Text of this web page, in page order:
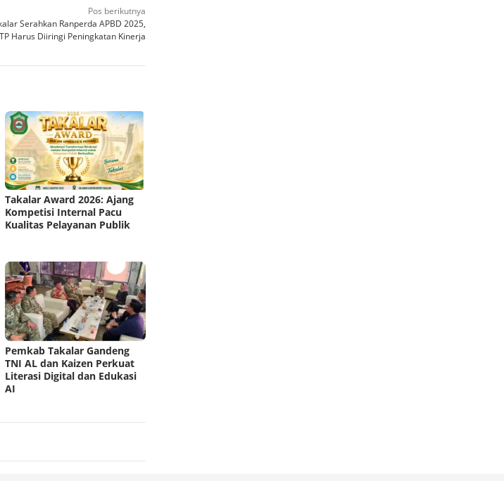
Pos berikutnya
Serahkan Ranperda APBD 2025,
Harus Diiringi Peningkatan Kinerja
Takalar Award 2026: Ajang
Kompetisi Internal Pacu
Kualitas Pelayanan Publik
Pemkab Takalar Gandeng
TNI AL dan Kaizen Perkuat
Literasi Digital dan Edukasi
AI